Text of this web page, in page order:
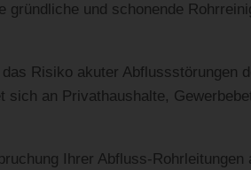
und schonende
Risiko akuter Abflussstörungen
an Privathaushalte,
Ihrer Abfluss-